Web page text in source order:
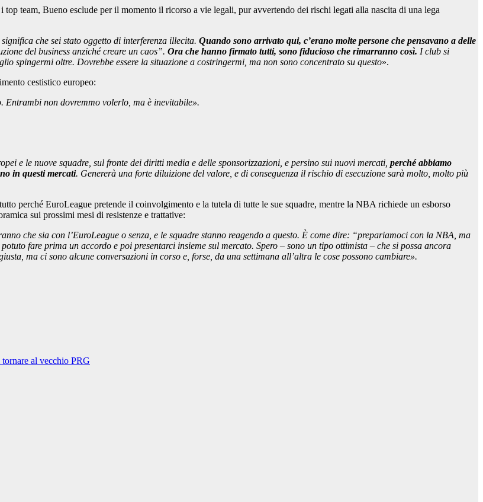
team, Bueno esclude per il momento il ricorso a vie legali, pur avvertendo dei rischi legati alla nascita di una lega
che sei stato oggetto di interferenza illecita. Quando sono arrivato qui, c’erano molte persone che pensavano a delle
del business anziché creare un caos”. Ora che hanno firmato tutti, sono fiducioso che rimarranno così. I club si
spingermi oltre. Dovrebbe essere la situazione a costringermi, ma non sono concentrato su questo».
cestistico europeo:
Entrambi non dovremmo volerlo, ma è inevitabile».
e le nuove squadre, sul fronte dei diritti media e delle sponsorizzazioni, e persino sui nuovi mercati, perché abbiamo
in questi mercati. Genererà una forte diluizione del valore, e di conseguenza il rischio di esecuzione sarà molto, molto più
perché EuroLeague pretende il coinvolgimento e la tutela di tutte le sue squadre, mentre la NBA richiede un esborso
sui prossimi mesi di resistenze e trattative:
che sia con l’EuroLeague o senza, e le squadre stanno reagendo a questo. È come dire: “prepariamoci con la NBA, ma
fare prima un accordo e poi presentarci insieme sul mercato. Spero – sono un tipo ottimista – che si possa ancora
ma ci sono alcune conversazioni in corso e, forse, da una settimana all’altra le cose possono cambiare».
al vecchio PRG